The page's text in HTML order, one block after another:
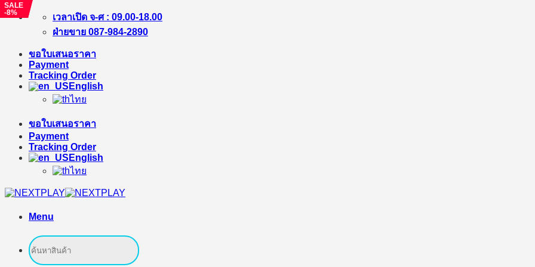
Skip
เวลาเปิด จ-ศ : 09.00-18.00
ฝ่ายขาย 087-984-2890
ขอใบเสนอราคา
Payment
Tracking Order
English
ไทย
ขอใบเสนอราคา
Payment
Tracking Order
English
ไทย
Menu
Search
for:
SALE
-%
SALE
-8%